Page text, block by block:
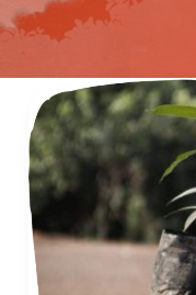
Semons
chaque
jour
la
graine
de